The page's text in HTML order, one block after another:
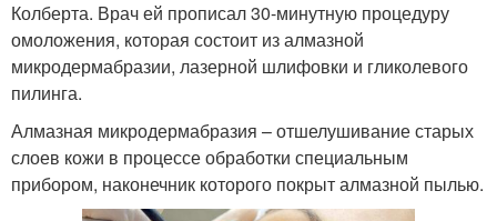
Колберта. Врач ей прописал 30-минутную процедуру
омоложения, которая состоит из алмазной
микродермабразии, лазерной шлифовки и гликолевого
пилинга.
Алмазная микродермабразия – отшелушивание старых
слоев кожи в процессе обработки специальным
прибором, наконечник которого покрыт алмазной пылью.